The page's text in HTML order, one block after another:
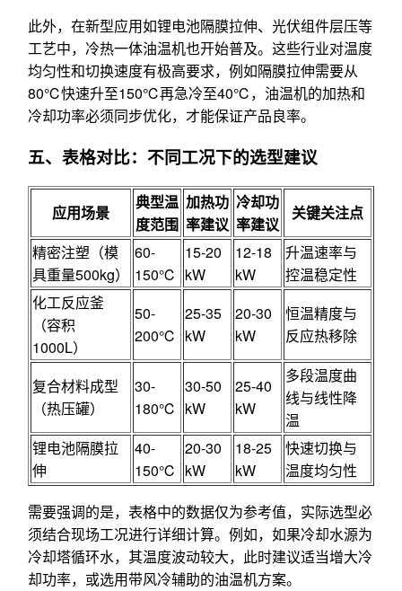
此外，在新型应用如锂电池隔膜拉伸、光伏组件层压等
工艺中，冷热一体油温机也开始普及。这些行业对温度
均匀性和切换速度有极高要求，例如隔膜拉伸需要从
80℃快速升至150℃再急冷至40℃，油温机的加热和
冷却功率必须同步优化，才能保证产品良率。
五、表格对比：不同工况下的选型建议
应用场景
典型温
度范围
加热功
率建议
冷却功
率建议
关键关注点
精密注塑（模
具重量500kg）
60-
150℃
15-20
kW
12-18
kW
升温速率与
控温稳定性
化工反应釜
（容积
1000L）
50-
200℃
25-35
kW
20-30
kW
恒温精度与
反应热移除
复合材料成型
（热压罐）
30-
180℃
30-50
kW
25-40
kW
多段温度曲
线与线性降
温
锂电池隔膜拉
伸
40-
150℃
20-30
kW
18-25
kW
快速切换与
温度均匀性
需要强调的是，表格中的数据仅为参考值，实际选型必
须结合现场工况进行详细计算。例如，如果冷却水源为
冷却塔循环水，其温度波动较大，此时建议适当增大冷
却功率，或选用带风冷辅助的油温机方案。